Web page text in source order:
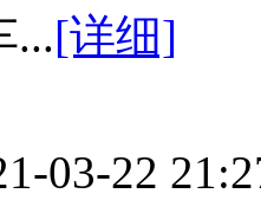
...[详细]
03-22